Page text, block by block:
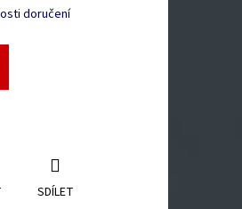
doručení
SDÍLET